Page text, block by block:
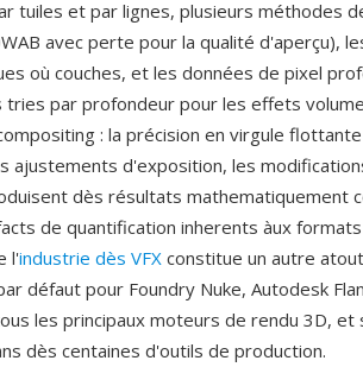
tuiles et par lignes, plusieurs méthodes
avec perte pour la qualité d'aperçu),
où couches, et les données de pixel
tries par profondeur pour les effets
: la précision en virgule
ajustements d'exposition, les
dès résultats mathematiquement
de quantification inherents àux
l'industrie dès VFX constitue un autre
défaut pour Foundry Nuke, Autodesk
les principaux moteurs de rendu 3D,
dès centaines d'outils de production.